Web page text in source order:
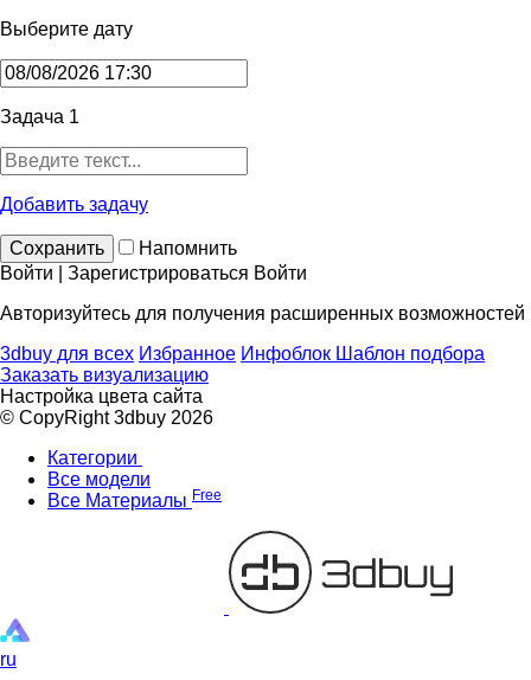
Выберите дату
Задача 1
Добавить задачу
Сохранить
Напомнить
Войти | Зарегистрироваться Войти
Авторизуйтесь для получения расширенных возможностей
3dbuy для всех Избранное Инфоблок Шаблон подбора
Заказать визуализацию
Настройка цвета сайта
© CopyRight 3dbuy 2026
Категории
Все модели
Все Материалы Free
ru